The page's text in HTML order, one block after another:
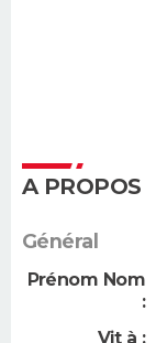
A PROPOS
Général
Prénom Nom
:
Vit à :